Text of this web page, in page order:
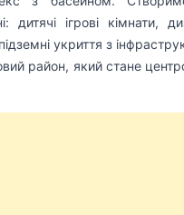
дитячі ігрові кімнати,
укриття з
район, який стане